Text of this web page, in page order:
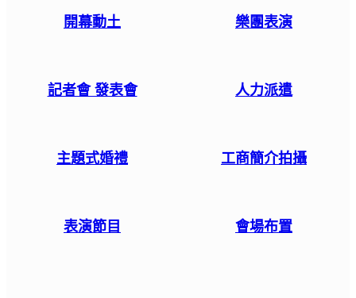
開幕動土 樂團表演
記者會 發表會 人力派遣
主題式婚禮 工商簡介拍攝
表演節目 會場布置